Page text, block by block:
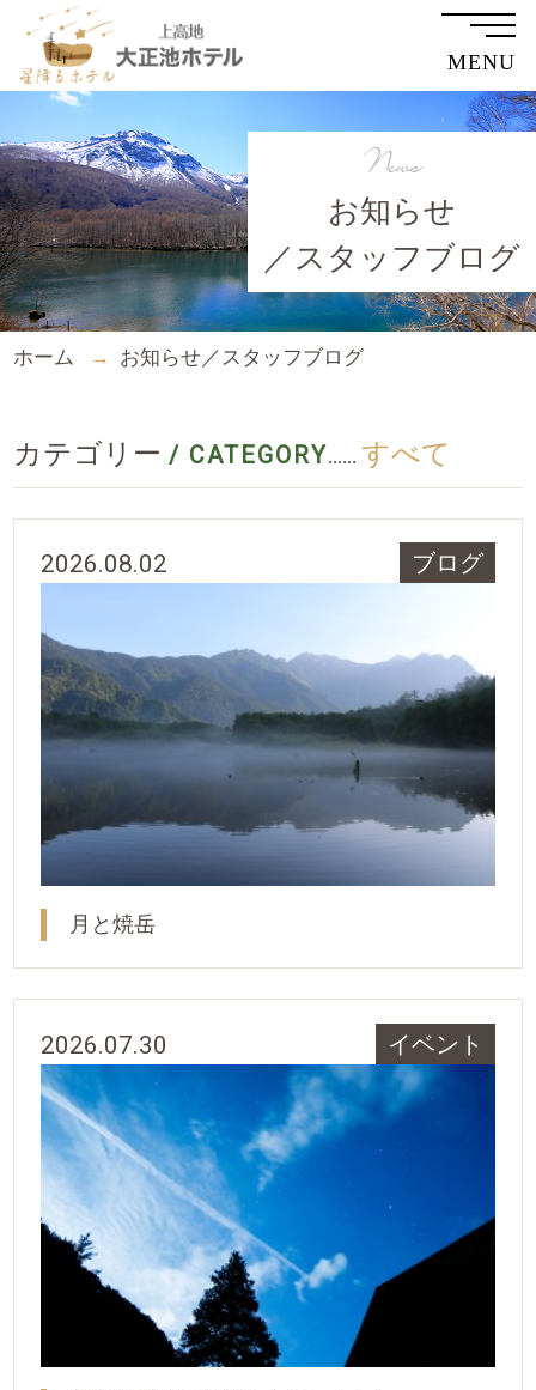
MENU
お知らせ
／スタッフブログ
News
ホーム お知らせ／スタッフブログ
カテゴリー / CATEGORY...... すべて
2026.08.02 ブログ
月と焼岳
2026.07.30 イベント